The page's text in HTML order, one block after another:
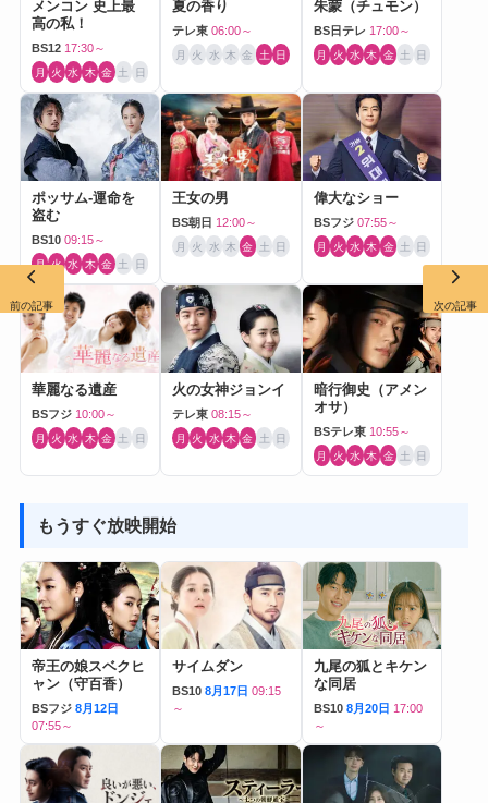
メンコン 史上最
高の私！
BS12 17:30～
月 火 水 木 金 土 日
夏の香り
テレ東 06:00～
月 火 水 木 金 土 日
朱蒙（チュモン）
BS日テレ 17:00～
月 火 水 木 金 土 日
ポッサム-運命を
盗む
BS10 09:15～
月 火 水 木 金 土 日
王女の男
BS朝日 12:00～
月 火 水 木 金 土 日
偉大なショー
BSフジ 07:55～
月 火 水 木 金 土 日
華麗なる遺産
BSフジ 10:00～
月 火 水 木 金 土 日
火の女神ジョンイ
テレ東 08:15～
月 火 水 木 金 土 日
暗行御史（アメン
オサ）
BSテレ東 10:55～
月 火 水 木 金 土 日
もうすぐ放映開始
帝王の娘スベクヒ
ャン（守百香）
BSフジ 8月12日
07:55～
サイムダン
BS10 8月17日 09:15
～
九尾の狐とキケン
な同居
BS10 8月20日 17:00
～
前の記事 次の記事